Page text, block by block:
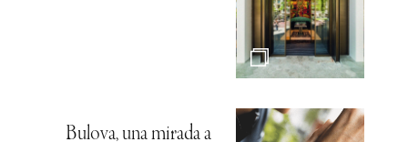
Bulova, una mirada a